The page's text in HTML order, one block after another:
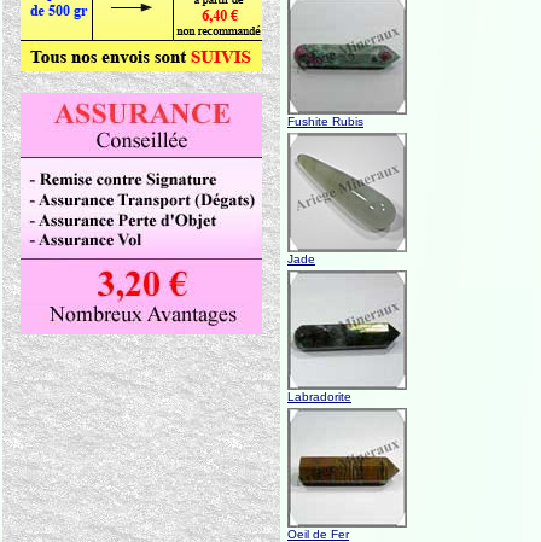
Fushite Rubis
Jade
Labradorite
Oeil de Fer